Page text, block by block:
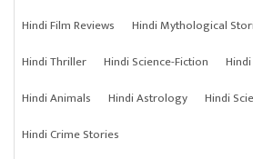
Hindi Film Reviews
Hindi Mythological
Hindi Thriller
Hindi Science-Fiction
Hindi Animals
Hindi Astrology Hindi
Hindi Crime Stories